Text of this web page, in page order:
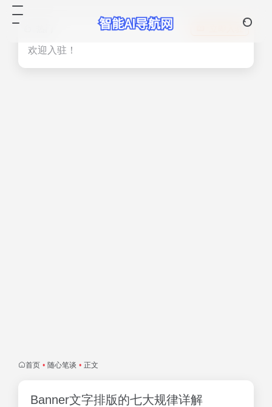
欢迎入驻！
首页 • 随心笔谈 • 正文
Banner文字排版的七大规律详解